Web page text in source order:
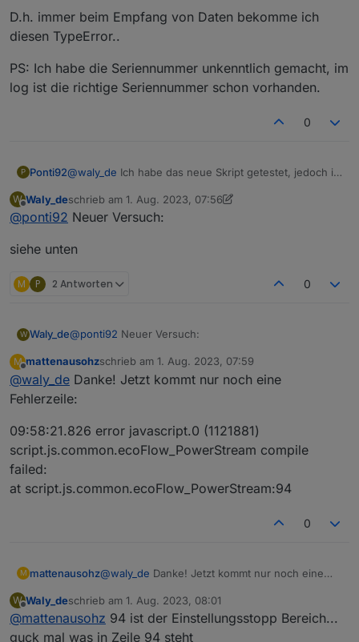
D.h. immer beim Empfang von Daten bekomme ich
diesen TypeError..
PS: Ich habe die Seriennummer unkenntlich gemacht, im
log ist die richtige Seriennummer schon vorhanden.
0
P Ponti92@waly_de Ich habe das neue Skript getestet, jedoch ist
Diesmal habe ich das debug flag auf
vielleicht sagt dir das dann mehr:
09:18:19.601	info	javascript.0 (1330)
09:18:19.654	error	javascript.0 (1330)
diesen TypeError..
im log ist die richtige Seriennummer schon vorhanden.
W
Offline
Waly_deschrieb am 1. Aug. 2023, 07:56
zuletzt editiert von Waly_de 8. Jan. 2023, 10:33
@ponti92 Neuer Versuch:
siehe unten
M P 2 Antworten 0
W Waly_de@ponti92 Neuer Versuch:
siehe unten
M
Offline
mattenausohzschrieb am 1. Aug. 2023, 07:59
zuletzt editiert von
@waly_de Danke! Jetzt kommt nur noch eine
Fehlerzeile:
09:58:21.826 error javascript.0 (1121881)
script.js.common.ecoFlow_PowerStream compile
failed:
at script.js.common.ecoFlow_PowerStream:94
0
M mattenausohz@waly_de Danke! Jetzt kommt nur noch eine
09:58:21.826 error javascript.0 (1121881)
script.js.common.ecoFlow_PowerStream
compile failed:
W
Offline
Waly_deschrieb am 1. Aug. 2023, 08:01
zuletzt editiert von
@mattenausohz 94 ist der Einstellungsstopp Bereich...
guck mal was in Zeile 94 steht